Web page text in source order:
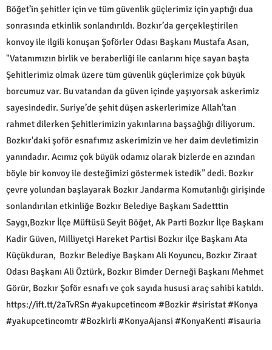
Böğet’in şehitler için ve tüm güvenlik güçlerimiz için yaptığı dua
sonrasında etkinlik sonlandırıldı. Bozkır’da gerçekleştirilen
konvoy ile ilgili konuşan Şoförler Odası Başkanı Mustafa Asan,
"Vatanımızın birlik ve beraberliği ile canlarını hiçe sayan başta
Şehitlerimiz olmak üzere tüm güvenlik güçlerimize çok büyük
borcumuz var. Bu vatandan da güven içinde yaşıyorsak askerimiz
sayesindedir. Suriye’de şehit düşen askerlerimize Allah’tan
rahmet dilerken Şehitlerimizin yakınlarına başsağlığı diliyorum.
Bozkır'daki şoför esnafımız askerimizin ve her daim devletimizin
yanındadır. Acımız çok büyük odamız olarak bizlerde en azından
böyle bir konvoy ile desteğimizi göstermek istedik” dedi. Bozkır
çevre yolundan başlayarak Bozkır Jandarma Komutanlığı girişinde
sonlandırılan etkinliğe Bozkır Belediye Başkanı Sadetttin
Saygı,Bozkır İlçe Müftüsü Seyit Böğet, Ak Parti Bozkır İlçe Başkanı
Kadir Güven, Milliyetçi Hareket Partisi Bozkır ilçe Başkanı Ata
Küçükduran, Bozkır Belediye Başkanı Ali Koyuncu, Bozkır Ziraat
Odası Başkanı Ali Öztürk, Bozkır Bimder Derneği Başkanı Mehmet
Görür, Bozkır Şoför esnafı ve çok sayıda hususi araç sahibi katıldı.
https://ift.tt/2aTvRSn #yakupcetincom #Bozkir #siristat #Konya
#yakupcetincomtr #Bozkirli #KonyaAjansi #KonyaKenti #isauria